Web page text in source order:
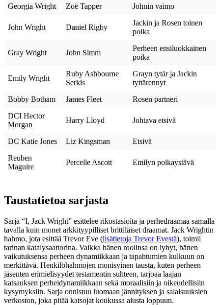
Georgia Wright
Zoë Tapper Johnin vaimo
John Wright Daniel Rigby
Jackin ja Rosen toinen
poika
Gray Wright John Simm
Perheen ensiluokkainen
poika
Emily Wright
Ruby Ashbourne
Serkis
Grayn tytär ja Jackin
tyttärennyt
Bobby Botham
James Fleet
Rosen partneri
DCI Hector
Morgan
Harry Lloyd Johtava etsivä
DC Katie Jones Liz Kingsman
Etsivä
Reuben
Maguire
Percelle Ascott Emilyn poikaystävä
Taustatietoa sarjasta
Sarja “I, Jack Wright” esittelee rikostasioita ja perhedraamaa samalla
tavalla kuin monet arkkityypilliset brittiläiset draamat. Jack Wrightin
hahmo, jota esittää Trevor Eve (lisätietoja Trevor Evestä), toimii
tarinan katalysaattorina. Vaikka hänen roolinsa on lyhyt, hänen
vaikutuksensa perheen dynamiikkaan ja tapahtumien kulkuun on
merkittävä. Henkilöhahmojen monisyinen tausta, kuten perheen
jäsenten erimielisyydet testamentin suhteen, tarjoaa laajan
katsauksen perheidynamiikkaan sekä moraalisiin ja oikeudellisiin
kysymyksiin. Sarja onnistuu luomaan jännityksen ja salaisuuksien
verkoston, joka pitää katsojat koukussa alusta loppuun.